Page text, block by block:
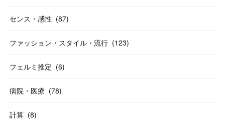
センス・感性 (87)
ファッション・スタイル・流行 (123)
フェルミ推定 (6)
病院・医療 (78)
計算 (8)